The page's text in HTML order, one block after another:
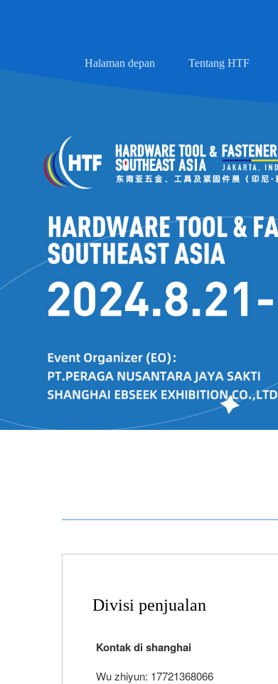
Halaman depan Tentang HTF
Divisi penjualan
Kontak di shanghai
Wu zhiyun: 17721368066